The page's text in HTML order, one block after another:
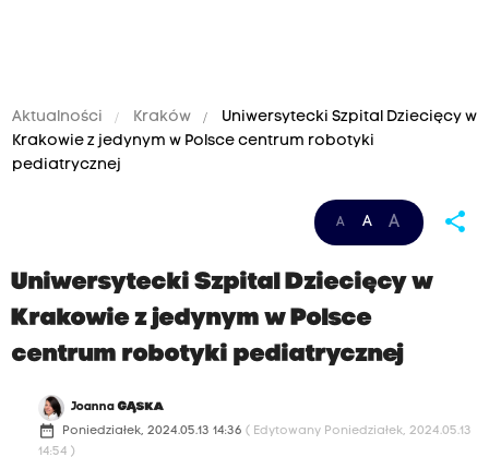
Aktualności Kraków
Uniwersytecki Szpital Dziecięcy w
Krakowie z jedynym w Polsce centrum robotyki
pediatrycznej
A A A share
Uniwersytecki Szpital Dziecięcy w
Krakowie z jedynym w Polsce
centrum robotyki pediatrycznej
JoannaGĄSKA
date_range Poniedziałek, 2024.05.13 14:36 ( Edytowany Poniedziałek, 2024.05.13
14:54 )